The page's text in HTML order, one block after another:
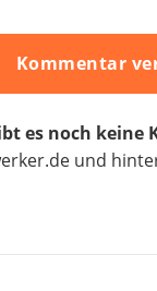
Kommentar
es noch keine
und